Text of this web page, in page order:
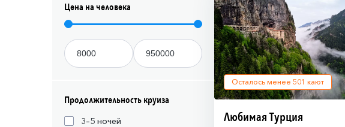
Цена на человека
Продолжительность круиза
3–5 ночей
Осталось менее 501 кают
Любимая Турция